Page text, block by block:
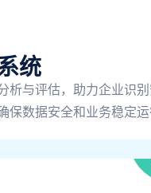
统
析与评估，助力企业识别
保数据安全和业务稳定运